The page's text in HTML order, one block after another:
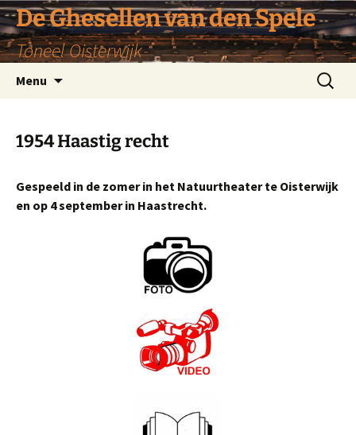
De Ghesellen van den Spele
Toneel Oisterwijk
Menu
Zoeken
naar:
1954 Haastig recht
Gespeeld in de zomer in het Natuurtheater te Oisterwijk
en op 4 september in Haastrecht.